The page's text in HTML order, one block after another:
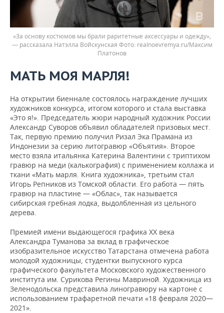
«За основу костюмов мы брали раритетные аксессуары и одежду»,
— рассказала Натэлла Войскунская
realnoevremya.ru/Максим
Платонов
МАТЬ МОЯ МАРЛЯ!
На открытии биеннале состоялось награждение лучших
художников конкурса, итогом которого и стала выставка
«Это я!». Председатель жюри народный художник России
Александр Суворов объявил обладателей призовых мест.
Так, первую премию получил Ризал Эка Прамана из
Индонезии за серию литогравюр «Объятия». Второе
место взяла итальянка Катерина Валентини с триптихом
гравюр на меди (калькография) с применением коллажа и
ткани «Мать марля. Книга художника», третьим стал
Игорь Репников из Томской области. Его работа — пять
гравюр на пластине — «Облас», так называется
сибирская гребная лодка, выдолбленная из цельного
дерева.
Премией имени выдающегося графика XX века
Александра Туманова за вклад в графическое
изобразительное искусство Татарстана отмечена работа
молодой художницы, студентки выпускного курса
графического факультета Московского художественного
института им. Сурикова Регины Мавриной. Художница из
Зеленодольска представила линогравюру на картоне с
использованием трафаретной печати «18 февраля 2020—
2021».